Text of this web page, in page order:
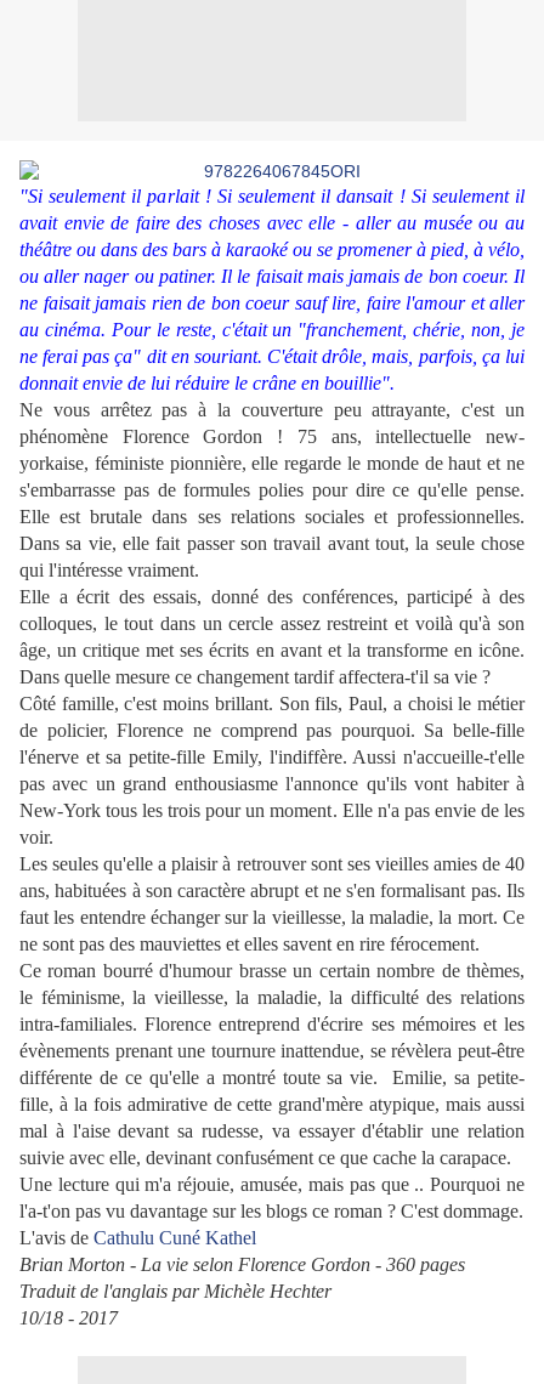
"Si seulement il parlait ! Si seulement il dansait ! Si seulement il
avait envie de faire des choses avec elle - aller au musée ou au
théâtre ou dans des bars à karaoké ou se promener à pied, à vélo,
ou aller nager ou patiner. Il le faisait mais jamais de bon coeur. Il
ne faisait jamais rien de bon coeur sauf lire, faire l'amour et aller
au cinéma. Pour le reste, c'était un "franchement, chérie, non, je
ne ferai pas ça" dit en souriant. C'était drôle, mais, parfois, ça lui
donnait envie de lui réduire le crâne en bouillie".
Ne vous arrêtez pas à la couverture peu attrayante, c'est un
phénomène Florence Gordon ! 75 ans, intellectuelle new-
yorkaise, féministe pionnière, elle regarde le monde de haut et ne
s'embarrasse pas de formules polies pour dire ce qu'elle pense.
Elle est brutale dans ses relations sociales et professionnelles.
Dans sa vie, elle fait passer son travail avant tout, la seule chose
qui l'intéresse vraiment.
Elle a écrit des essais, donné des conférences, participé à des
colloques, le tout dans un cercle assez restreint et voilà qu'à son
âge, un critique met ses écrits en avant et la transforme en icône.
Dans quelle mesure ce changement tardif affectera-t'il sa vie ?
Côté famille, c'est moins brillant. Son fils, Paul, a choisi le métier
de policier, Florence ne comprend pas pourquoi. Sa belle-fille
l'énerve et sa petite-fille Emily, l'indiffère. Aussi n'accueille-t'elle
pas avec un grand enthousiasme l'annonce qu'ils vont habiter à
New-York tous les trois pour un moment. Elle n'a pas envie de les
voir.
Les seules qu'elle a plaisir à retrouver sont ses vieilles amies de 40
ans, habituées à son caractère abrupt et ne s'en formalisant pas. Ils
faut les entendre échanger sur la vieillesse, la maladie, la mort. Ce
ne sont pas des mauviettes et elles savent en rire férocement.
Ce roman bourré d'humour brasse un certain nombre de thèmes,
le féminisme, la vieillesse, la maladie, la difficulté des relations
intra-familiales. Florence entreprend d'écrire ses mémoires et les
évènements prenant une tournure inattendue, se révèlera peut-être
différente de ce qu'elle a montré toute sa vie. Emilie, sa petite-
fille, à la fois admirative de cette grand'mère atypique, mais aussi
mal à l'aise devant sa rudesse, va essayer d'établir une relation
suivie avec elle, devinant confusément ce que cache la carapace.
Une lecture qui m'a réjouie, amusée, mais pas que .. Pourquoi ne
l'a-t'on pas vu davantage sur les blogs ce roman ? C'est dommage.
L'avis de Cathulu Cuné Kathel
Brian Morton - La vie selon Florence Gordon - 360 pages
Traduit de l'anglais par Michèle Hechter
10/18 - 2017